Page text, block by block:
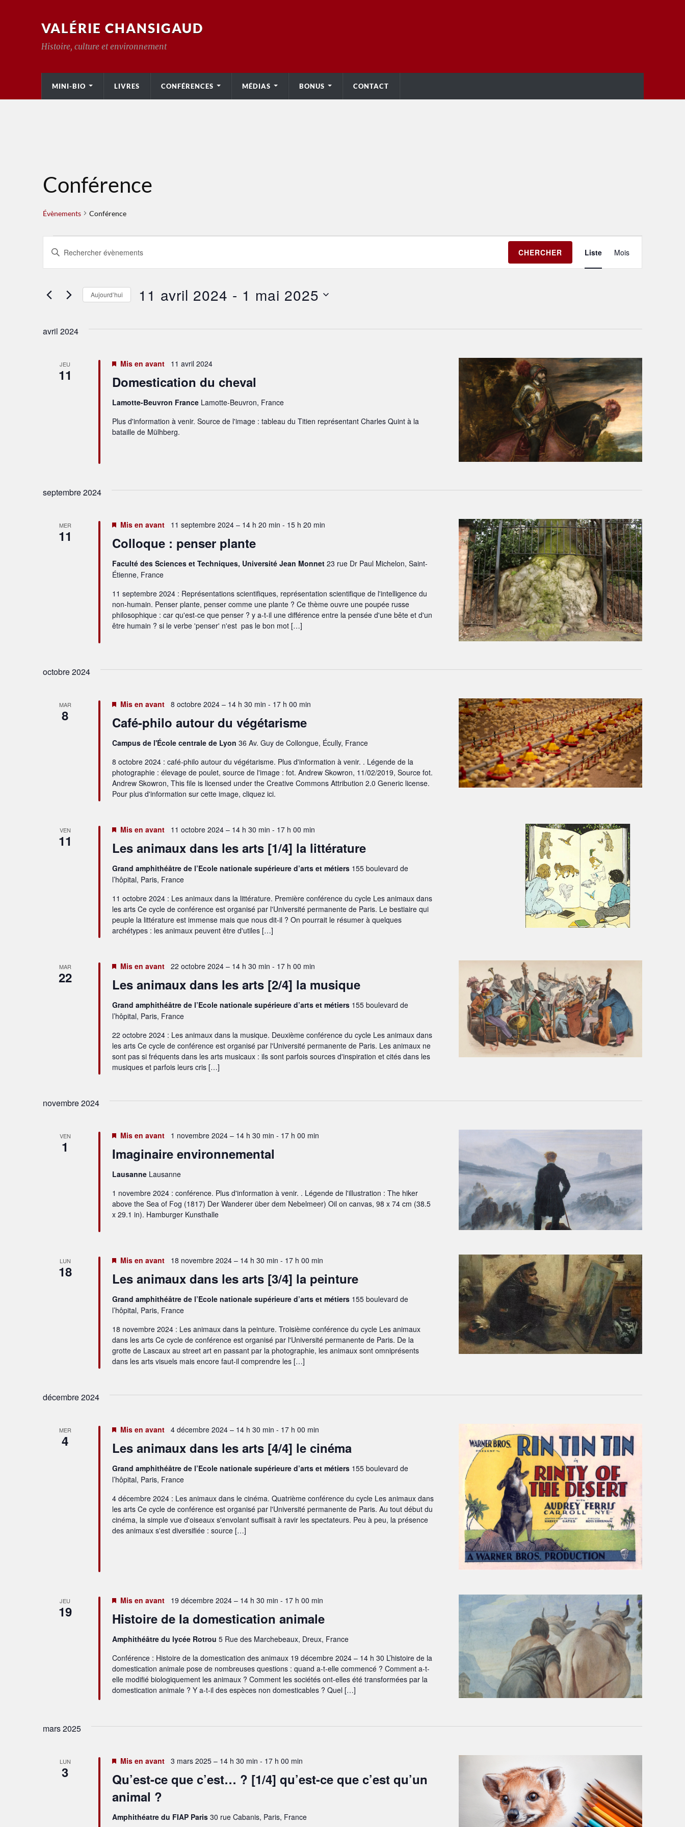
VALÉRIE CHANSIGAUD
Histoire, culture et environnement
MINI-BIO LIVRES CONFÉRENCES MÉDIAS BONUS CONTACT
Conférence
Évènements Conférence
Recherche
et
navigation
vues
mot-
Rechercher
mot-
CHERCHER
de
Liste Mois
Aujourd’hui 11 avril 2024 - 1 mai 2025
avril 2024
JEU
11 Domestication du cheval
Mis en avant 11 avril 2024
Lamotte-Beuvron France Lamotte-Beuvron, France
Plus d'information à venir. Source de l'image : tableau du Titien représentant Charles Quint à la
bataille de Mülhberg.
septembre 2024
MER
11 Colloque : penser plante
Mis en avant 11 septembre 2024 – 14 h 20 min - 15 h 20 min
Faculté des Sciences et Techniques, Université Jean Monnet 23 rue Dr Paul Michelon, Saint-
Étienne, France
11 septembre 2024 : Représentations scientifiques, représentation scientifique de l'intelligence du
non-humain. Penser plante, penser comme une plante ? Ce thème ouvre une poupée russe
philosophique : car qu'est-ce que penser ? y a-t-il une différence entre la pensée d'une bête et d'un
être humain ? si le verbe 'penser' n'est pas le bon mot […]
octobre 2024
MAR
8 Café-philo autour du végétarisme
Mis en avant 8 octobre 2024 – 14 h 30 min - 17 h 00 min
Campus de l'École centrale de Lyon 36 Av. Guy de Collongue, Écully, France
8 octobre 2024 : café-philo autour du végétarisme. Plus d'information à venir. . Légende de la
photographie : élevage de poulet, source de l'image : fot. Andrew Skowron, 11/02/2019, Source fot.
Andrew Skowron, This file is licensed under the Creative Commons Attribution 2.0 Generic license.
Pour plus d'information sur cette image, cliquez ici.
VEN
11 Les animaux dans les arts [1/4] la littérature
Mis en avant 11 octobre 2024 – 14 h 30 min - 17 h 00 min
Grand amphithéâtre de l’Ecole nationale supérieure d’arts et métiers 155 boulevard de
l’hôpital, Paris, France
11 octobre 2024 : Les animaux dans la littérature. Première conférence du cycle Les animaux dans
les arts Ce cycle de conférence est organisé par l'Université permanente de Paris. Le bestiaire qui
peuple la littérature est immense mais que nous dit-il ? On pourrait le résumer à quelques
archétypes : les animaux peuvent être d'utiles […]
MAR
22 Les animaux dans les arts [2/4] la musique
Mis en avant 22 octobre 2024 – 14 h 30 min - 17 h 00 min
Grand amphithéâtre de l’Ecole nationale supérieure d’arts et métiers 155 boulevard de
l’hôpital, Paris, France
22 octobre 2024 : Les animaux dans la musique. Deuxième conférence du cycle Les animaux dans
les arts Ce cycle de conférence est organisé par l'Université permanente de Paris. Les animaux ne
sont pas si fréquents dans les arts musicaux : ils sont parfois sources d'inspiration et cités dans les
musiques et parfois leurs cris […]
novembre 2024
VEN
1 Imaginaire environnemental
Mis en avant 1 novembre 2024 – 14 h 30 min - 17 h 00 min
Lausanne Lausanne
1 novembre 2024 : conférence. Plus d'information à venir. . Légende de l'illustration : The hiker
above the Sea of Fog (1817) Der Wanderer über dem Nebelmeer) Oil on canvas, 98 x 74 cm (38.5
x 29.1 in). Hamburger Kunsthalle
LUN
18 Les animaux dans les arts [3/4] la peinture
Mis en avant 18 novembre 2024 – 14 h 30 min - 17 h 00 min
Grand amphithéâtre de l’Ecole nationale supérieure d’arts et métiers 155 boulevard de
l’hôpital, Paris, France
18 novembre 2024 : Les animaux dans la peinture. Troisième conférence du cycle Les animaux
dans les arts Ce cycle de conférence est organisé par l'Université permanente de Paris. De la
grotte de Lascaux au street art en passant par la photographie, les animaux sont omniprésents
dans les arts visuels mais encore faut-il comprendre les […]
décembre 2024
MER
4 Les animaux dans les arts [4/4] le cinéma
Mis en avant 4 décembre 2024 – 14 h 30 min - 17 h 00 min
Grand amphithéâtre de l’Ecole nationale supérieure d’arts et métiers 155 boulevard de
l’hôpital, Paris, France
4 décembre 2024 : Les animaux dans le cinéma. Quatrième conférence du cycle Les animaux dans
les arts Ce cycle de conférence est organisé par l'Université permanente de Paris. Au tout début du
cinéma, la simple vue d'oiseaux s'envolant suffisait à ravir les spectateurs. Peu à peu, la présence
des animaux s'est diversifiée : source […]
JEU
19 Histoire de la domestication animale
Mis en avant 19 décembre 2024 – 14 h 30 min - 17 h 00 min
Amphithéâtre du lycée Rotrou 5 Rue des Marchebeaux, Dreux, France
Conférence : Histoire de la domestication des animaux 19 décembre 2024 – 14 h 30 L’histoire de la
domestication animale pose de nombreuses questions : quand a-t-elle commencé ? Comment a-t-
elle modifié biologiquement les animaux ? Comment les sociétés ont-elles été transformées par la
domestication animale ? Y a-t-il des espèces non domesticables ? Quel […]
mars 2025
LUN
3
Qu’est-ce que c’est… ? [1/4] qu’est-ce que c’est qu’un
animal ?
Mis en avant 3 mars 2025 – 14 h 30 min - 17 h 00 min
Amphithéatre du FIAP Paris 30 rue Cabanis, Paris, France